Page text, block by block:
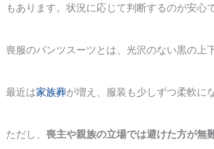
もあります。状況に応じて判断するのが安心で
喪服のパンツスーツとは、光沢のない黒の上
最近は家族葬が増え、服装も少しずつ柔軟に
ただし、 喪主や親族の立場では避けた方が無